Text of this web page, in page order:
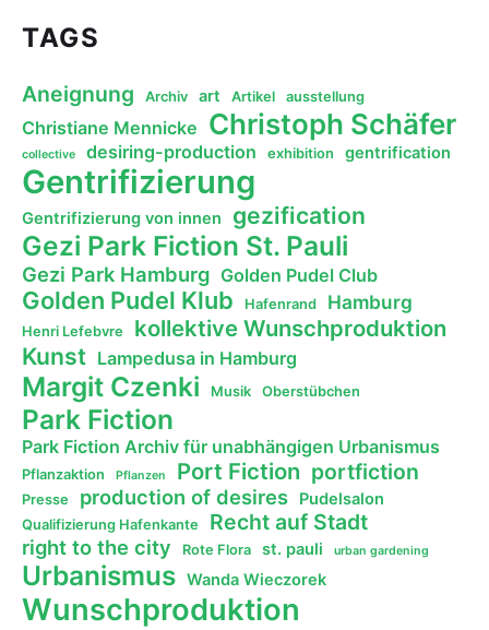
TAGS
Aneignung Archiv art Artikel ausstellung
Christiane Mennicke Christoph Schäfer
collective desiring-production exhibition gentrification
Gentrifizierung
Gentrifizierung von innen gezification
Gezi Park Fiction St. Pauli
Gezi Park Hamburg Golden Pudel Club
Golden Pudel Klub Hafenrand Hamburg
Henri Lefebvre kollektive Wunschproduktion
Kunst Lampedusa in Hamburg
Margit Czenki Musik Oberstübchen
Park Fiction
Park Fiction Archiv für unabhängigen Urbanismus
Pflanzaktion Pflanzen Port Fiction portfiction
Presse production of desires Pudelsalon
Qualifizierung Hafenkante Recht auf Stadt
right to the city Rote Flora st. pauli urban gardening
Urbanismus Wanda Wieczorek
Wunschproduktion